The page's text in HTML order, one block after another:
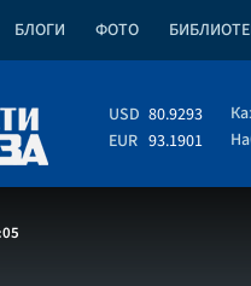
БЛОГИ ФОТО
USD 80.9293
EUR 93.1901